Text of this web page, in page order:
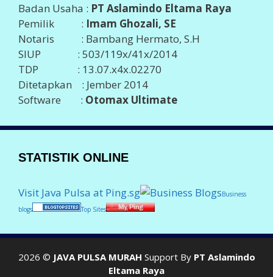
Badan Usaha : PT Aslamindo Eltama Raya
Pemilik : Imam Ghozali, SE
Notaris : Bambang Hermato, S.H
SIUP : 503/119x/41x/2014
TDP : 13.07.x4x.02270
Ditetapkan : Jember 2014
Software : Otomax Ultimate
STATISTIK ONLINE
Visit Java Pulsa at Ping.sg
Business
blogs
Top Sites
2026 © JAVA PULSA MURAH Support By PT Aslamindo
Eltama Raya